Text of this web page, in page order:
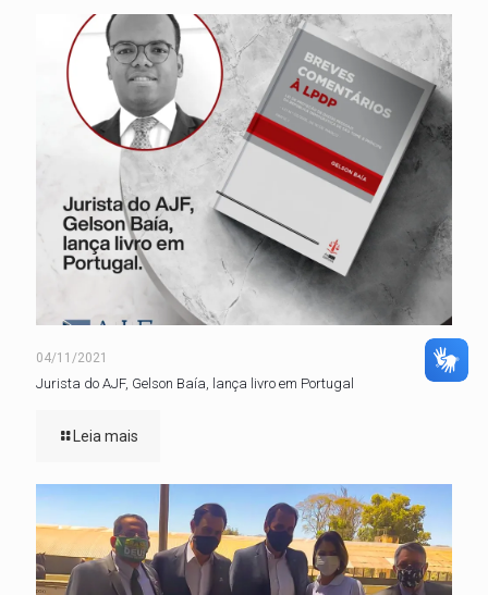
04/11/2021
Jurista do AJF, Gelson Baía, lança livro em Portugal
Leia mais